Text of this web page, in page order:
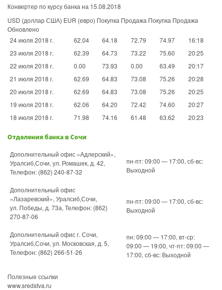
Конвертер по курсу банка на 15.08.2018
USD (доллар США) EUR (евро) Покупка Продажа Покупка Продажа
Обновлено
24 июля 2018 г.
62.04 64.18 72.79 74.97
16:18
23 июля 2018 г.
62.39 64.73 73.22 75.60
20:25
22 июля 2018 г.
0.00 73.93 0.00 63.49
20:17
21 июля 2018 г.
62.69 64.83 73.08 75.26
20:28
20 июля 2018 г.
62.69 64.83 73.08 75.26
20:25
19 июля 2018 г.
62.06 64.20 72.42 74.60
20:27
18 июля 2018 г.
71.98 74.16 61.48 63.62 20:23
Отделения банка в Сочи
Дополнительный офис «Адлерский»,
Уралсиб,Сочи, ул. Ромашек, д. 42,
Телефон: (862) 240-87-32
пн-пт: 09:00 — 17:00, сб-вс:
Выходной
Дополнительный офис
«Лазаревский», Уралсиб,Сочи,
ул. Победы, д. 73а, Телефон: (862)
270-87-06
пн-пт: 09:00 — 17:00, сб-вс:
Выходной
Дополнительный офис г. Сочи,
Уралсиб,Сочи, ул. Московская, д. 5,
Телефон: (862) 266-51-26
пн: 09:00 — 17:00, вт-ср:
09:00 — 19:00, чт-пт: 09:00 —
17:00, сб-вс: Выходной
Полезные ссылки
www.sredstva.ru